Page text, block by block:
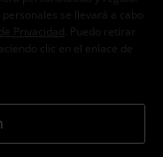
se llevará a cabo
Privacidad . Puedo retirar
clic en el enlace de